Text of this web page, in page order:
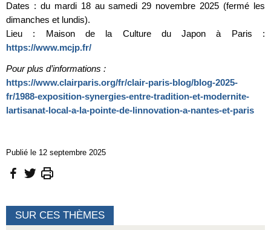
Dates : du mardi 18 au samedi 29 novembre 2025 (fermé les
dimanches et lundis).
Lieu : Maison de la Culture du Japon à Paris :
https://www.mcjp.fr/
Pour plus d’informations :
https://www.clairparis.org/fr/clair-paris-blog/blog-2025-
fr/1988-exposition-synergies-entre-tradition-et-modernite-
lartisanat-local-a-la-pointe-de-linnovation-a-nantes-et-paris
Publié le 12 septembre 2025
SUR CES THÈMES